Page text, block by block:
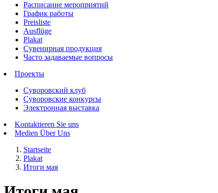
Расписание мероприятий
График работы
Preisliste
Ausflüge
Plakat
Сувенирная продукция
Часто задаваемые вопросы
Проекты
Суворовский клуб
Суворовские конкурсы
Электронная выставка
Kontaktieren Sie uns
Medien Über Uns
Startseite
Plakat
Итоги мая